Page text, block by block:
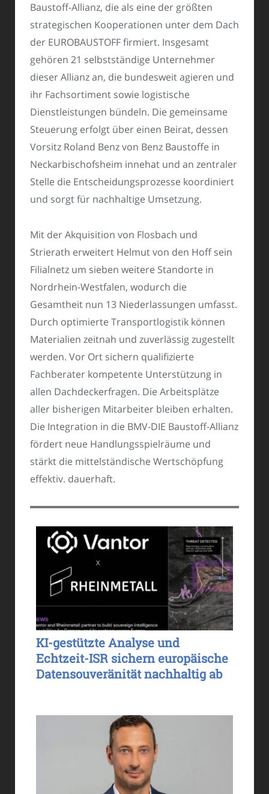
Baustoff-Allianz, die als eine der größten
strategischen Kooperationen unter dem Dach
der EUROBAUSTOFF firmiert. Insgesamt
gehören 21 selbstständige Unternehmer
dieser Allianz an, die bundesweit agieren und
ihr Fachsortiment sowie logistische
Dienstleistungen bündeln. Die gemeinsame
Steuerung erfolgt über einen Beirat, dessen
Vorsitz Roland Benz von Benz Baustoffe in
Neckarbischofsheim innehat und an zentraler
Stelle die Entscheidungsprozesse koordiniert
und sorgt für nachhaltige Umsetzung.
Mit der Akquisition von Flosbach und
Strierath erweitert Helmut von den Hoff sein
Filialnetz um sieben weitere Standorte in
Nordrhein-Westfalen, wodurch die
Gesamtheit nun 13 Niederlassungen umfasst.
Durch optimierte Transportlogistik können
Materialien zeitnah und zuverlässig zugestellt
werden. Vor Ort sichern qualifizierte
Fachberater kompetente Unterstützung in
allen Dachdeckerfragen. Die Arbeitsplätze
aller bisherigen Mitarbeiter bleiben erhalten.
Die Integration in die BMV-DIE Baustoff-Allianz
fördert neue Handlungsspielräume und
stärkt die mittelständische Wertschöpfung
effektiv. dauerhaft.
KI-gestützte Analyse und
Echtzeit-ISR sichern europäische
Datensouveränität nachhaltig ab